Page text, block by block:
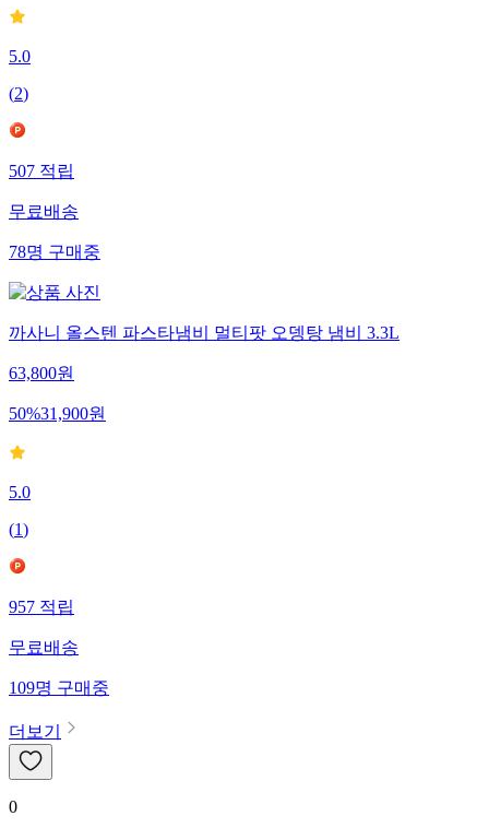
5.0
(2)
507적립
무료배송
78명구매중
까사니 올스텐 파스타냄비 멀티팟 오뎅탕 냄비 3.3L
63,800원
50%31,900원
5.0
(1)
957적립
무료배송
109명구매중
더보기
0